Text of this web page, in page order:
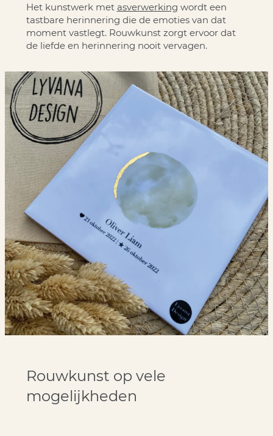
Het kunstwerk met asverwerking wordt een
tastbare herinnering die de emoties van dat
moment vastlegt. Rouwkunst zorgt ervoor dat
de liefde en herinnering nooit vervagen.
Rouwkunst op vele
mogelijkheden